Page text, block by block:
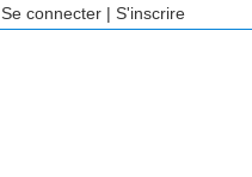
Se connecter | S'inscrire